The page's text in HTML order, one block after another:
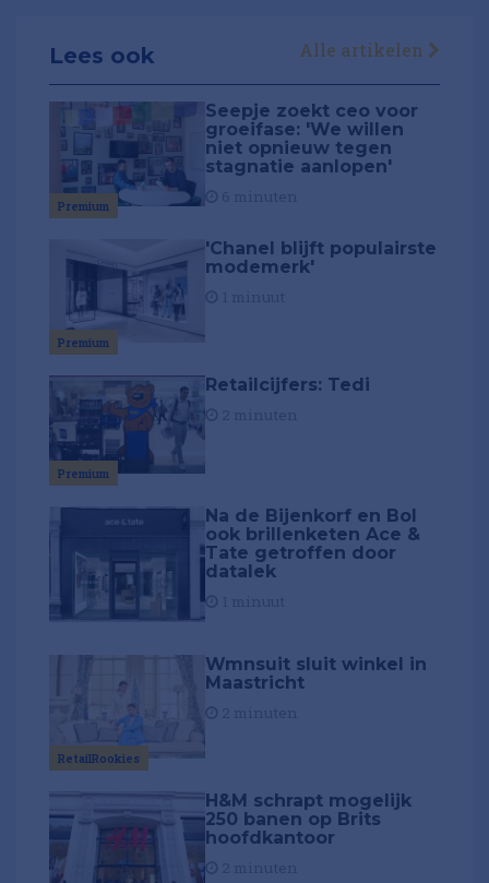
Lees ook Alle artikelen
Premium
Seepje zoekt ceo voor
groeifase: 'We willen
niet opnieuw tegen
stagnatie aanlopen'
Premium
'Chanel blijft populairste
modemerk'
Premium
Retailcijfers: Tedi
Na de Bijenkorf en Bol
ook brillenketen Ace &
Tate getroffen door
datalek
RetailRookies
Wmnsuit sluit winkel in
Maastricht
H&M schrapt mogelijk
250 banen op Brits
hoofdkantoor